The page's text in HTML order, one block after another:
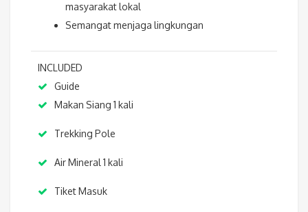
masyarakat lokal
Semangat menjaga lingkungan
INCLUDED
Guide
Makan Siang 1 kali
Trekking Pole
Air Mineral 1 kali
Tiket Masuk